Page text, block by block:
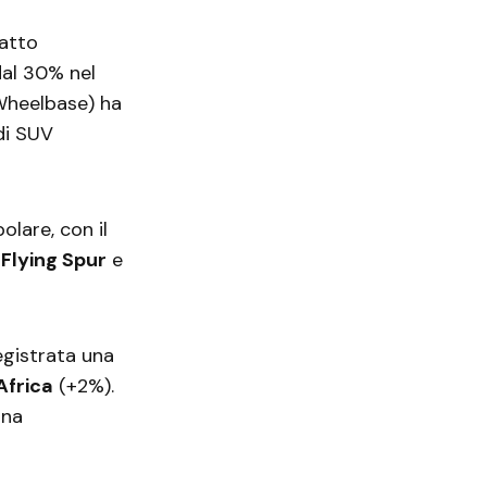
30% nel
ha
SUV
con il
Flying Spur e
una
(+2%).